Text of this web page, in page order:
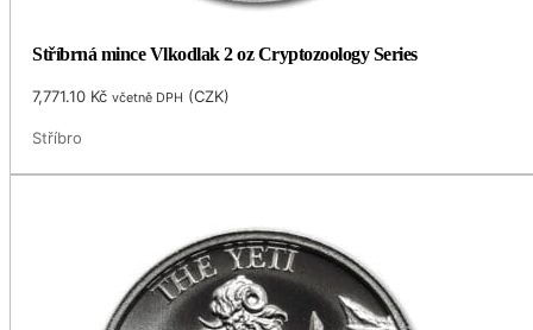
Stříbrná mince Vlkodlak 2 oz Cryptozoology Series
7,771.10 Kč včetně DPH (CZK)
Stříbro